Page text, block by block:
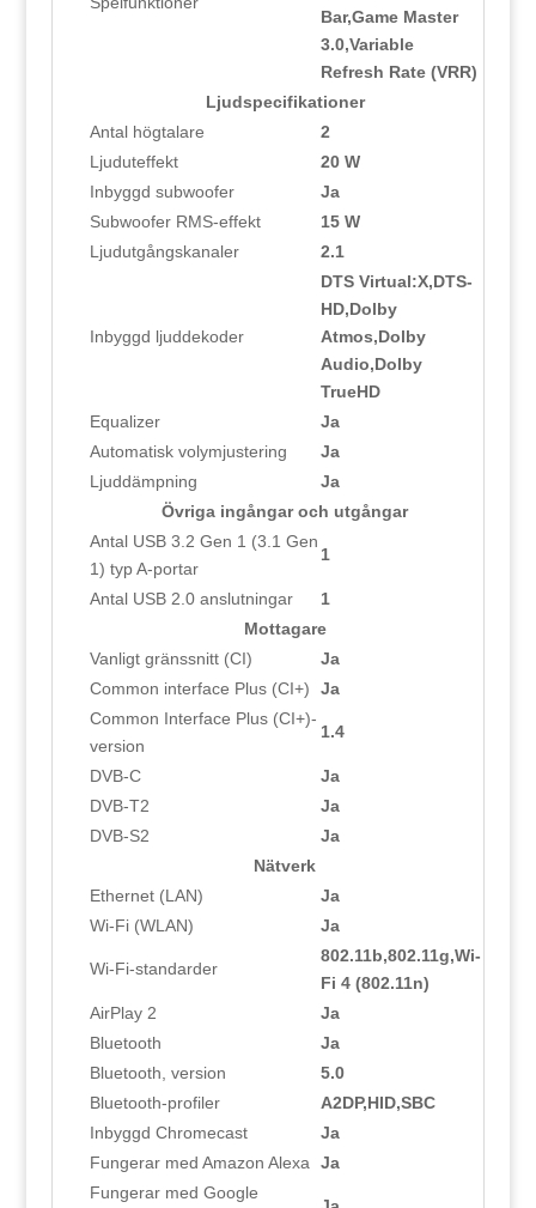
Bar,Game Master
3.0,Variable
Refresh Rate (VRR)
Ljudspecifikationer
Antal högtalare
2
Ljuduteffekt
20 W
Inbyggd subwoofer
Ja
Subwoofer RMS-effekt
15 W
Ljudutgångskanaler
2.1
Inbyggd ljuddekoder
DTS Virtual:X,DTS-
HD,Dolby
Atmos,Dolby
Audio,Dolby
TrueHD
Equalizer
Ja
Automatisk volymjustering
Ja
Ljuddämpning
Ja
Övriga ingångar och utgångar
Antal USB 3.2 Gen 1 (3.1 Gen
1) typ A-portar
1
Antal USB 2.0 anslutningar
1
Mottagare
Vanligt gränssnitt (CI)
Ja
Common interface Plus (CI+)
Ja
Common Interface Plus (CI+)-
version
1.4
DVB-C
Ja
DVB-T2
Ja
DVB-S2
Ja
Nätverk
Ethernet (LAN)
Ja
Wi-Fi (WLAN)
Ja
Wi-Fi-standarder
802.11b,802.11g,Wi-
Fi 4 (802.11n)
AirPlay 2
Ja
Bluetooth
Ja
Bluetooth, version
5.0
Bluetooth-profiler
A2DP,HID,SBC
Inbyggd Chromecast
Ja
Fungerar med Amazon Alexa Ja
Fungerar med Google